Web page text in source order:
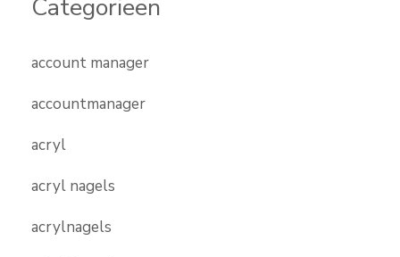
Categorieën
account manager
accountmanager
acryl
acryl nagels
acrylnagels